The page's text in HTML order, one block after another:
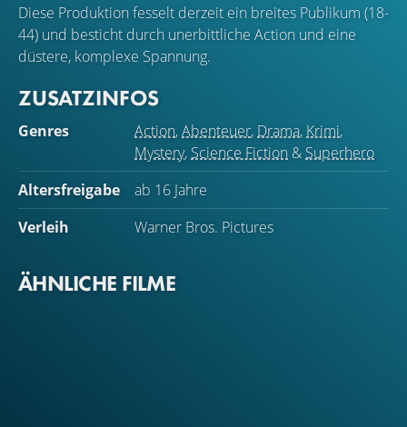
Diese Produktion fesselt derzeit ein breites Publikum (18-
44) und besticht durch unerbittliche Action und eine
düstere, komplexe Spannung.
ZUSATZINFOS
Genres Action,Abenteuer, Drama, Krimi,
Mystery, Science Fiction & Superhero
Altersfreigabe
ab 16 Jahre
Verleih
Warner Bros. Pictures
ÄHNLICHE FILME